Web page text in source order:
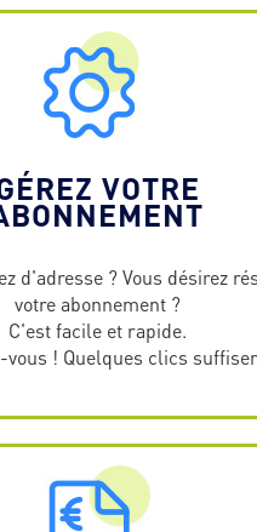
VOTRE
d'adresse ? Vous désirez
votre abonnement ?
C'est facile et rapide.
vous ! Quelques clics